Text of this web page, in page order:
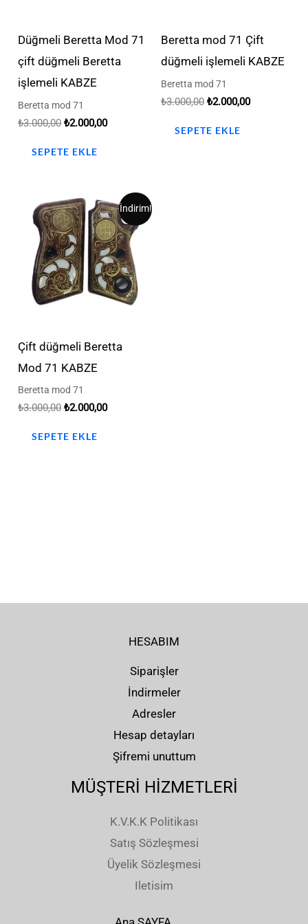
Düğmeli Beretta Mod 71
çift düğmeli Beretta
işlemeli KABZE
Beretta mod 71
₺3.000,00 ₺2.000,00
SEPETE EKLE
Beretta mod 71 Çift
düğmeli işlemeli KABZE
Beretta mod 71
₺3.000,00 ₺2.000,00
SEPETE EKLE
İndirim!
Çift düğmeli Beretta
Mod 71 KABZE
Beretta mod 71
₺3.000,00
Orijinal
fiyat:
₺3.000,00.
₺2.000,00
Şu
andaki
fiyat:
₺2.000,00.
SEPETE EKLE
HESABIM
Siparişler
İndirmeler
Adresler
Hesap detayları
Şifremi unuttum
MÜŞTERİ HİZMETLERİ
K.V.K.K Politikası
Satış Sözleşmesi
Üyelik Sözleşmesi
Iletisim